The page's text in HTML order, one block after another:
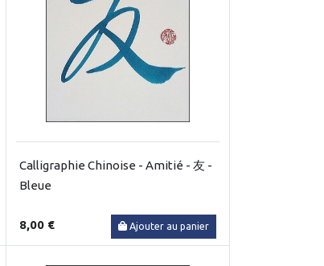
Calligraphie Chinoise - Amitié - 友 -
Bleue
8,00 € Ajouter au panier